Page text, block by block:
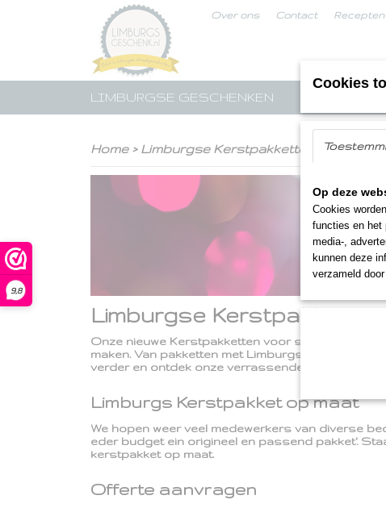
9,8
Over ons Contact
LIMBURGSE GESCHENKEN
Home> Limburgse Kerstpakketten
Limburgse Kerstpakketten
Onze nieuwe Kerstpakketten voor seizoen 2026
maken. Van pakketten met Limburgse
verder en ontdek onze verrassende
Limburgs Kerstpakket op maat
We hopen weer veel medewerkers van diverse
eder budget ein origineel en passend pakket'.
kerstpakket op maat.
Offerte aanvragen
Cookies
Op deze
Cookies
functies en het
media-,
kunnen deze
verzameld